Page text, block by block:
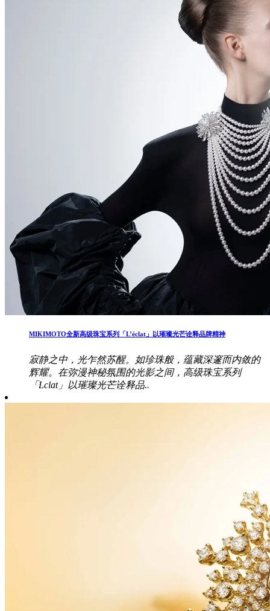
MIKIMOTO全新高级珠宝系列「L’éclat」以璀璨光芒诠释品牌精神
寂静之中，光乍然苏醒。如珍珠般，蕴藏深邃而内敛的
辉耀。在弥漫神秘氛围的光影之间，高级珠宝系列
「Lclat」以璀璨光芒诠释品..